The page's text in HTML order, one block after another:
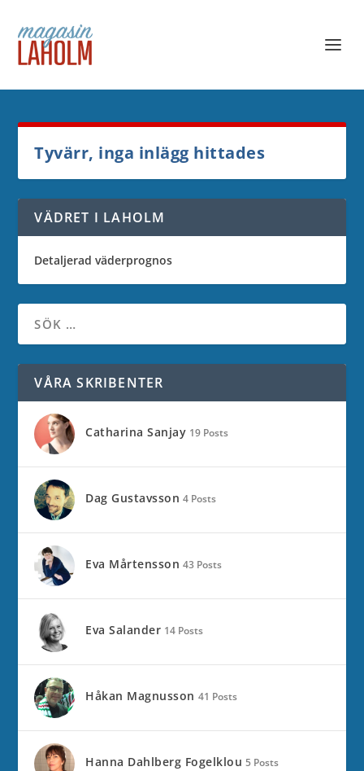
Tyvärr, inga inlägg hittades
VÄDRET I LAHOLM
Detaljerad väderprognos
VÅRA SKRIBENTER
Catharina Sanjay 19 Posts
Dag Gustavsson 4 Posts
Eva Mårtensson 43 Posts
Eva Salander 14 Posts
Håkan Magnusson 41 Posts
Hanna Dahlberg Fogelklou 5 Posts